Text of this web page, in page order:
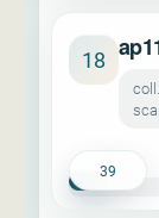
18
39